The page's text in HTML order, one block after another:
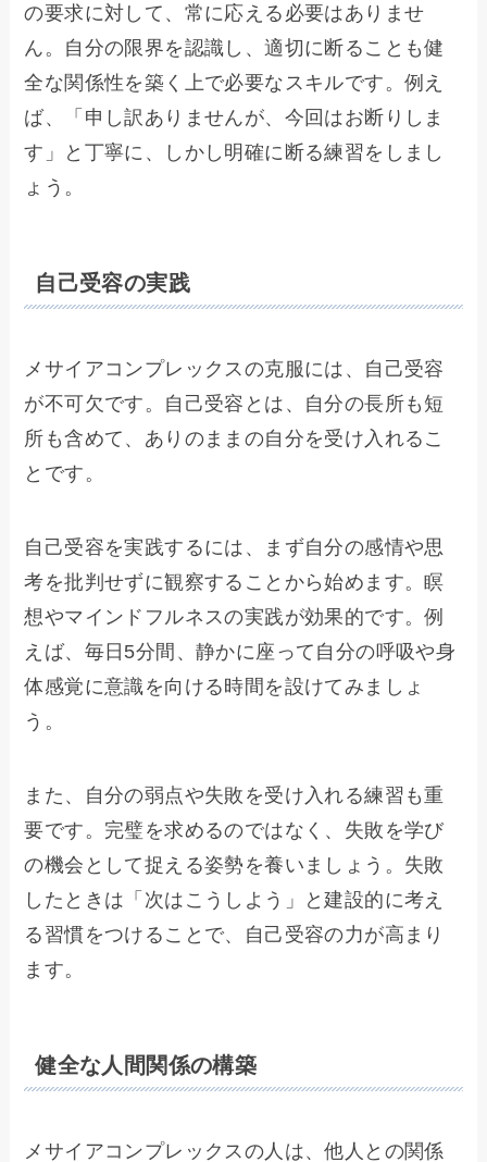
の要求に対して、常に応える必要はありませ
ん。自分の限界を認識し、適切に断ることも健
全な関係性を築く上で必要なスキルです。例え
ば、「申し訳ありませんが、今回はお断りしま
す」と丁寧に、しかし明確に断る練習をしまし
ょう。
自己受容の実践
メサイアコンプレックスの克服には、自己受容
が不可欠です。自己受容とは、自分の長所も短
所も含めて、ありのままの自分を受け入れるこ
とです。
自己受容を実践するには、まず自分の感情や思
考を批判せずに観察することから始めます。瞑
想やマインドフルネスの実践が効果的です。例
えば、毎日5分間、静かに座って自分の呼吸や身
体感覚に意識を向ける時間を設けてみましょ
う。
また、自分の弱点や失敗を受け入れる練習も重
要です。完璧を求めるのではなく、失敗を学び
の機会として捉える姿勢を養いましょう。失敗
したときは「次はこうしよう」と建設的に考え
る習慣をつけることで、自己受容の力が高まり
ます。
健全な人間関係の構築
メサイアコンプレックスの人は、他人との関係